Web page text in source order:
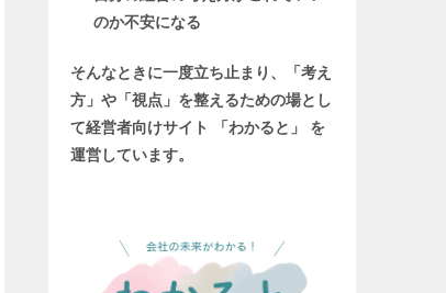
のか不安になる
そんなときに一度立ち止まり、「考え
方」や「視点」を整えるための場とし
て経営者向けサイト 「わかると」 を
運営しています。